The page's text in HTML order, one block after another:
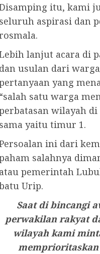
itu, kami
seluruh aspirasi dan
lanjut acara di
dan usulan dari
yang
“salah satu warga
wilayah
sama yaitu timur 1.
ini dari
salahnya
atau pemerintah
Urip.
Saat di bincangi
perwakilan rakyat
wilayah kami
memprioritaskan